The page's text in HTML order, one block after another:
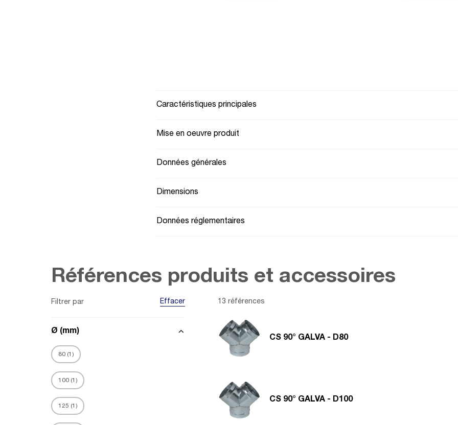
Caractéristiques principales
Mise en oeuvre produit
Données générales
Dimensions
Données réglementaires
Références produits et accessoires
Filtrer par Effacer
Ø (mm)
80 (1 )
100 (1 )
125 (1 )
13 références
CS 90° GALVA - D80
CS 90° GALVA - D100